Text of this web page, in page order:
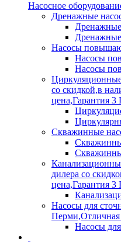
Насосное
Дренажные
Насосы
Насосы
Насосы
со скидкой,в
цена,Гарантия 3
Скважинные
дилера со
цена,Гарантия 3
Насосы для
Перми,Отличная
Насосы